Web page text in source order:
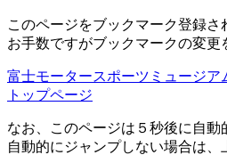
このページをブックマーク登録さ
お手数ですがブックマークの変更
富士モータースポーツミュージ
トップページ
なお、このページは５秒後に自動
自動的にジャンプしない場合は、